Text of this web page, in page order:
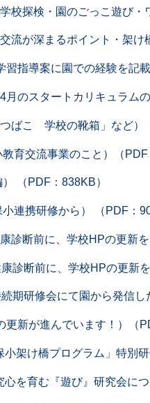
校探検・園のごっこ遊び・
流が深まるポイント・架け
習指導案に園での経験を記
月のスタートカリキュラム
ばこ 学校の靴箱」など）
育交流事業のこと）（PDF
（PDF：838KB）
連携研修から） （PDF：
診断前に、学校HPの更新
診断前に、学校HPの更新
期研修会にて園から発信
更新が進んでいます！）（
架け橋プログラム」特別
を育む『遊び』研究会につ